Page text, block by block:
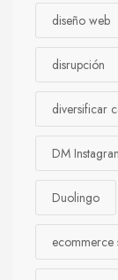
diseño web
disrupción
diversificar
DM
Duolingo
ecommerce